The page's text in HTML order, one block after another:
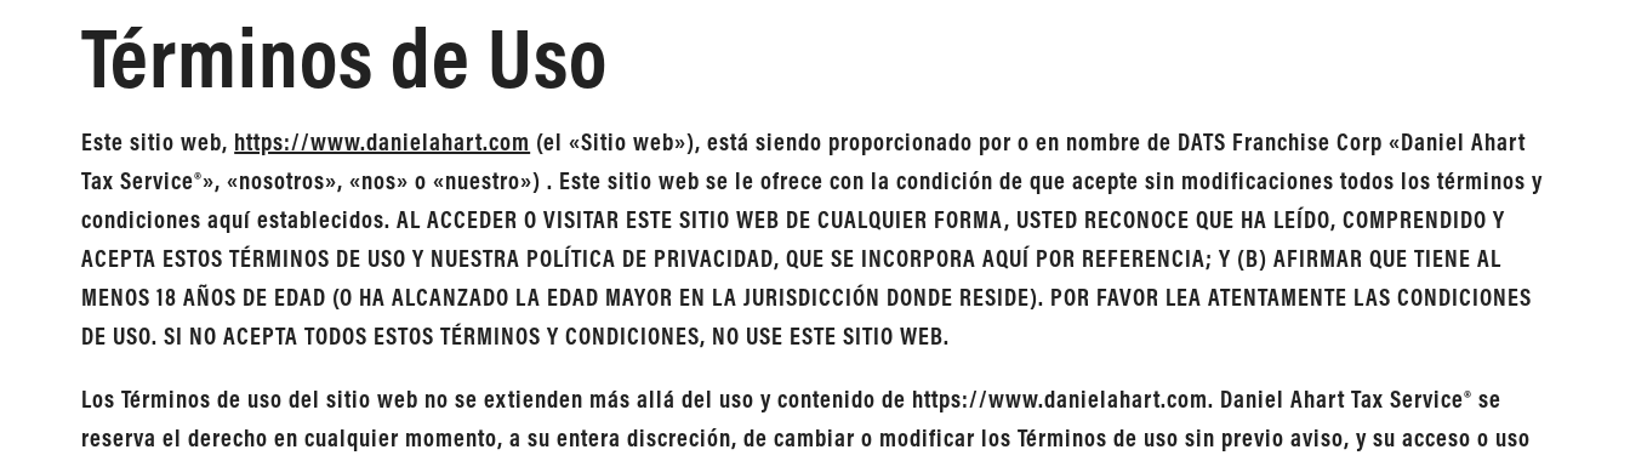
Términos de Uso
Este sitio web, https://www.danielahart.com (el «Sitio web»), está siendo proporcionado por o en nombre de DATS Franchise Corp «Daniel Ahart
Tax Service®», «nosotros», «nos» o «nuestro») . Este sitio web se le ofrece con la condición de que acepte sin modificaciones todos los términos y
condiciones aquí establecidos. AL ACCEDER O VISITAR ESTE SITIO WEB DE CUALQUIER FORMA, USTED RECONOCE QUE HA LEÍDO, COMPRENDIDO Y
ACEPTA ESTOS TÉRMINOS DE USO Y NUESTRA POLÍTICA DE PRIVACIDAD, QUE SE INCORPORA AQUÍ POR REFERENCIA; Y (B) AFIRMAR QUE TIENE AL
MENOS 18 AÑOS DE EDAD (O HA ALCANZADO LA EDAD MAYOR EN LA JURISDICCIÓN DONDE RESIDE). POR FAVOR LEA ATENTAMENTE LAS CONDICIONES
DE USO. SI NO ACEPTA TODOS ESTOS TÉRMINOS Y CONDICIONES, NO USE ESTE SITIO WEB.
Los Términos de uso del sitio web no se extienden más allá del uso y contenido de https://www.danielahart.com. Daniel Ahart Tax Service® se
reserva el derecho en cualquier momento, a su entera discreción, de cambiar o modificar los Términos de uso sin previo aviso, y su acceso o uso